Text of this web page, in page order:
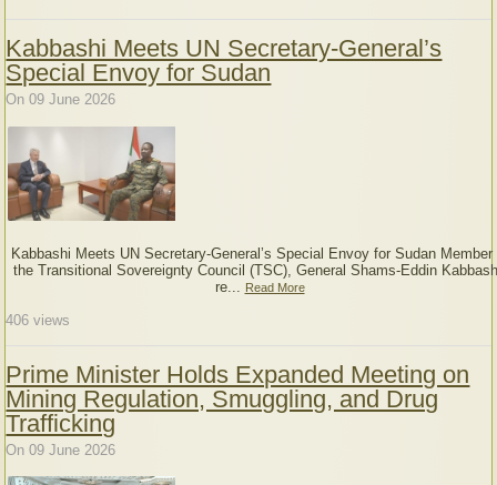
Kabbashi Meets UN Secretary-General’s
Special Envoy for Sudan
On 09 June 2026
Kabbashi Meets UN Secretary-General’s Special Envoy for Sudan Member
the Transitional Sovereignty Council (TSC), General Shams-Eddin
re...
Read More
406 views
Prime Minister Holds Expanded Meeting on
Mining Regulation, Smuggling, and Drug
Trafficking
On 09 June 2026